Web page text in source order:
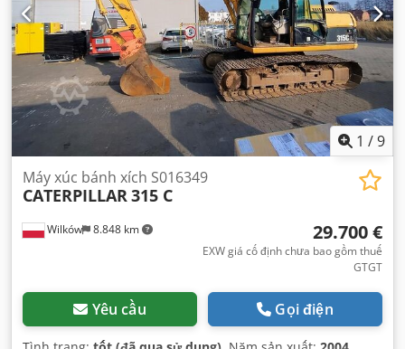
1 /9
Wilków 8.848 km
Máy xúc bánh xích S016349
CATERPILLAR315 C
29.700 €
EXW giá cố định chưa bao gồm thuế
GTGT
Yêu cầu Gọi điện